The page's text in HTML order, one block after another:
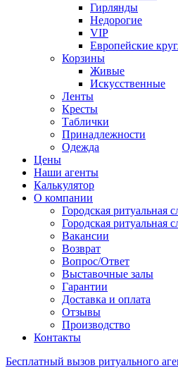
Гирлянды
Недорогие
VIP
Европейские
Корзины
Живые
Искусственные
Ленты
Кресты
Таблички
Принадлежности
Одежда
Цены
Наши агенты
Калькулятор
О компании
Городская ритуальная
Городская ритуальная
Вакансии
Возврат
Вопрос/Ответ
Выставочные залы
Гарантии
Доставка и оплата
Отзывы
Производство
Контакты
Бесплатный вызов ритуального